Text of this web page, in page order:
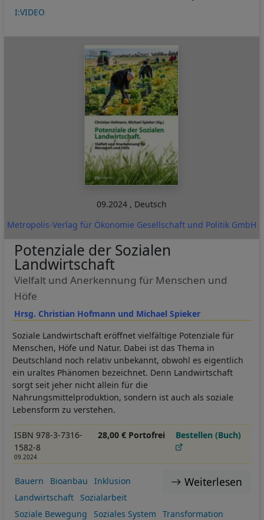
I:VIDEO
09.2024 , Deutsch
Metropolis-Verlag für Ökonomie Gesellschaft und Politik GmbH
Hrsg. Christian Hofmann und Michael Spieker
Potenziale der Sozialen
Landwirtschaft
Vielfalt und Anerkennung für Menschen und
Höfe
Soziale Landwirtschaft eröffnet vielfältige Potenziale für
Menschen, Höfe und Natur. Dabei ist das Thema in
Deutschland noch relativ unbekannt, obwohl es eigentlich
ein uraltes Phänomen bezeichnet. Denn Landwirtschaft
sorgt seit jeher nicht allein für die
Nahrungsmittelproduktion, sondern ist auch als soziale
Lebensform zu verstehen.
ISBN 978-3-7316-
1582-8
09.2024
28,00 € Portofrei Bestellen (Buch)
Weiterlesen
Bauern Bioanbau
Inklusion
Landwirtschaft
Sozialarbeit
Soziale Bewegung
Soziales System
Transformation